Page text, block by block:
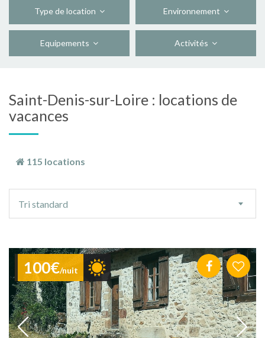
Type de location Environnement
Equipements Activités
Saint-Denis-sur-Loire : locations de
vacances
115 locations
tri
Tri standard
100€/nuit